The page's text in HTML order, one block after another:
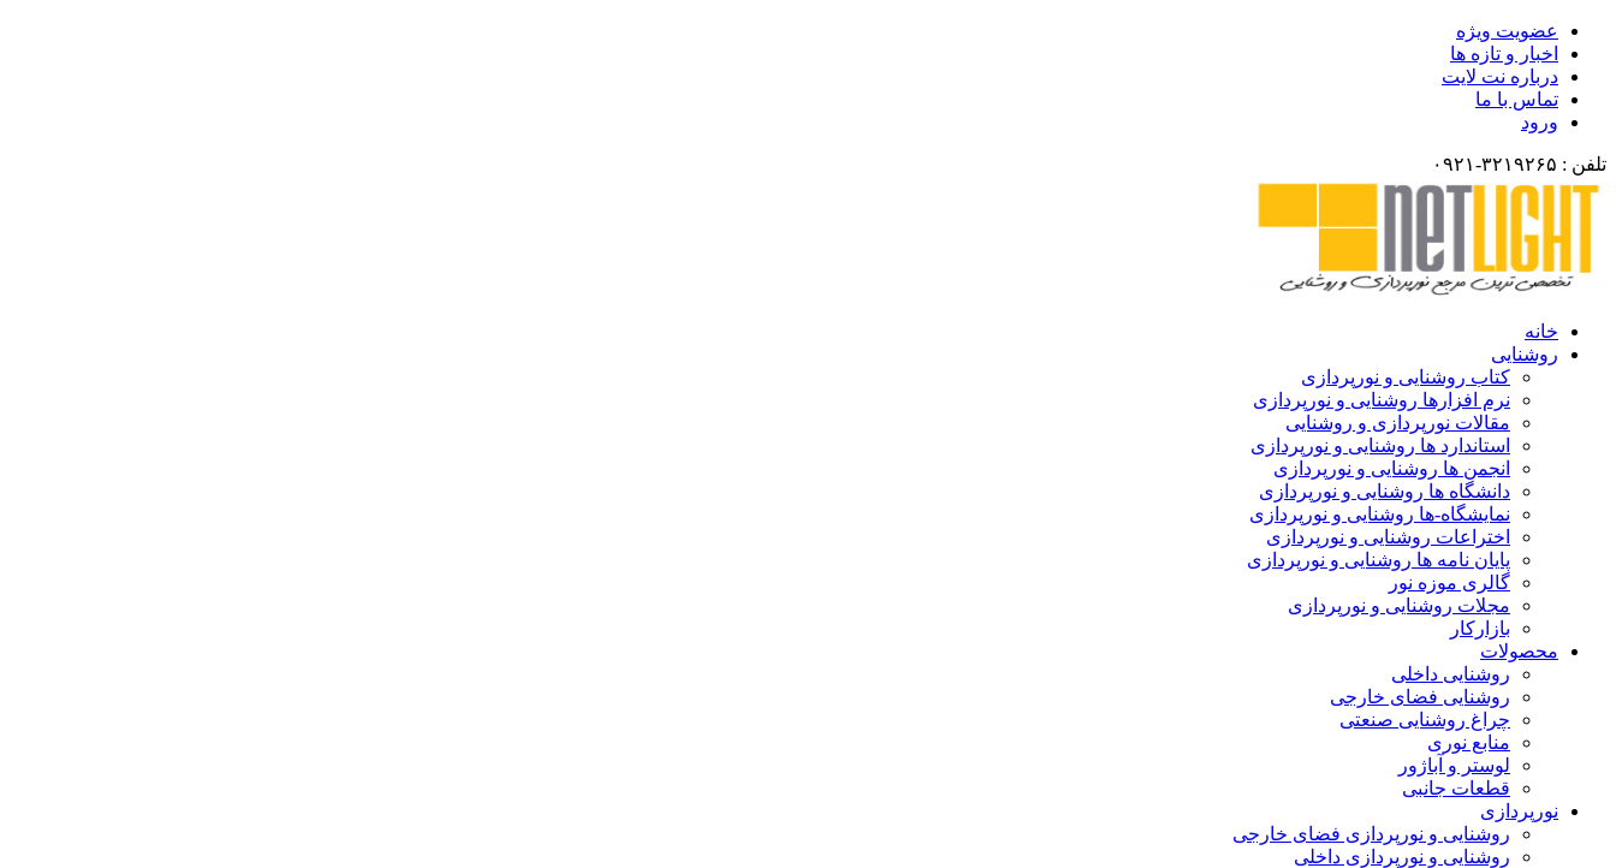
عضویت ویژه
اخبار و تازه ها
درباره نت لایت
تماس با ما
ورود
تلفن : ۳۲۱۹۲۶۵-۰۹۲۱
خانه
روشنایی
کتاب روشنایی و نورپردازی
نرم افزارها روشنایی و نورپردازی
مقالات نورپردازی و روشنایی
استاندارد ها روشنایی و نورپردازی
انجمن ها روشنایی و نورپردازی
دانشگاه ها روشنایی و نورپردازی
نمایشگاه-ها روشنایی و نورپردازی
اختراعات روشنایی و نورپردازی
پایان نامه ها روشنایی و نورپردازی
گالری موزه نور
مجلات روشنایی و نورپردازی
بازارکار
محصولات
روشنایی داخلی
روشنایی فضای خارجی
چراغ روشنایی صنعتی
منابع نوری
لوستر و آباژور
قطعات جانبی
نورپردازی
روشنایی و نورپردازی فضای خارجی
روشنایی و نورپردازی داخلی